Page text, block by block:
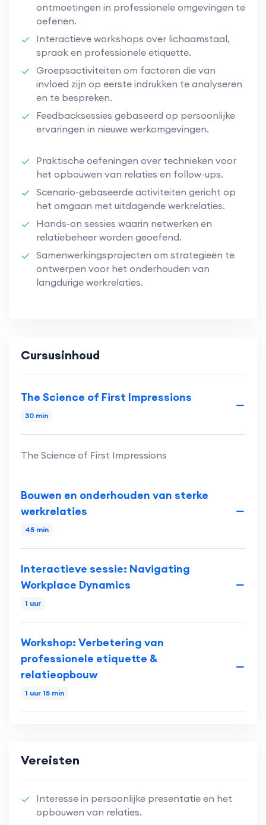
ontmoetingen in professionele omgevingen te
oefenen.
Interactieve workshops over lichaamstaal,
spraak en professionele etiquette.
Groepsactiviteiten om factoren die van
invloed zijn op eerste indrukken te analyseren
en te bespreken.
Feedbacksessies gebaseerd op persoonlijke
ervaringen in nieuwe werkomgevingen.
Praktische oefeningen over technieken voor
het opbouwen van relaties en follow-ups.
Scenario-gebaseerde activiteiten gericht op
het omgaan met uitdagende werkrelaties.
Hands-on sessies waarin netwerken en
relatiebeheer worden geoefend.
Samenwerkingsprojecten om strategieën te
ontwerpen voor het onderhouden van
langdurige werkrelaties.
Cursusinhoud
The Science of First Impressions
30 min
The Science of First Impressions
Bouwen en onderhouden van sterke
werkrelaties
45 min
Interactieve sessie: Navigating
Workplace Dynamics
1 uur
Workshop: Verbetering van
professionele etiquette &
relatieopbouw
1 uur 15 min
Vereisten
Interesse in persoonlijke presentatie en het
opbouwen van relaties.